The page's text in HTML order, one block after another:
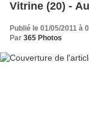
Vitrine (20) -
Publié le 01/05/2011 à
Par 365 Photos